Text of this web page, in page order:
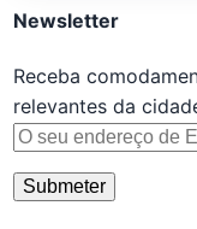
Newsletter
Receba
relevantes da